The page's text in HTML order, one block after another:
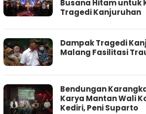
Busana Hitam untuk
Tragedi Kanjuruhan
Dampak Tragedi
Malang Fasilitasi
Bendungan
Karya Mantan Wali
Kediri, Peni Suparto